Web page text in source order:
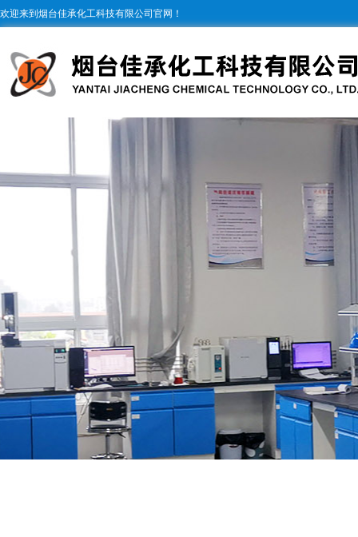
欢迎来到烟台佳承化工科技有限公司官网！